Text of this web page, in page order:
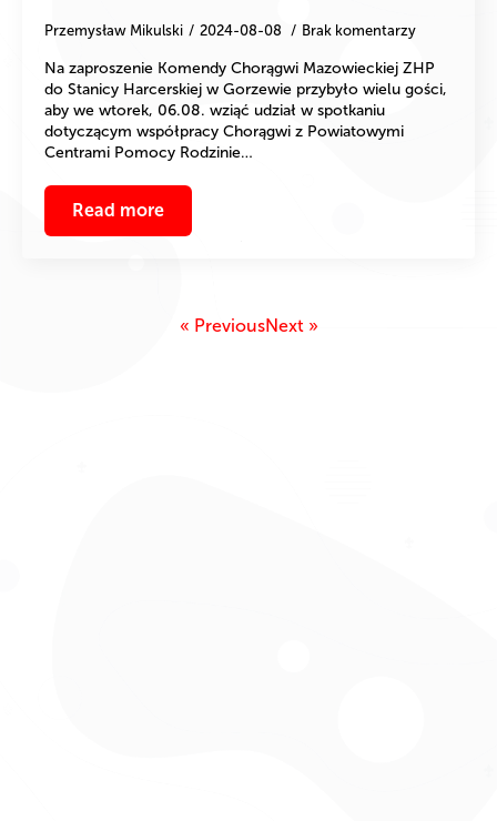
Przemysław Mikulski 2024-08-08 Brak komentarzy
Na zaproszenie Komendy Chorągwi Mazowieckiej ZHP
do Stanicy Harcerskiej w Gorzewie przybyło wielu gości,
aby we wtorek, 06.08. wziąć udział w spotkaniu
dotyczącym współpracy Chorągwi z Powiatowymi
Centrami Pomocy Rodzinie…
Read more
« PreviousNext »